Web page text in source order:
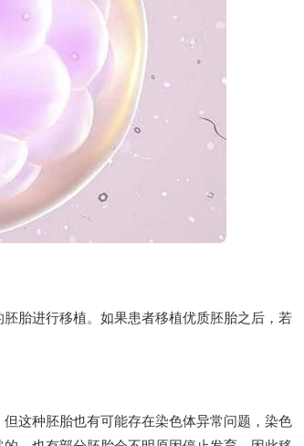
胎进行移植。如果患者移植优质胚胎之后，若
这种胚胎也有可能存在染色体异常问题，染色